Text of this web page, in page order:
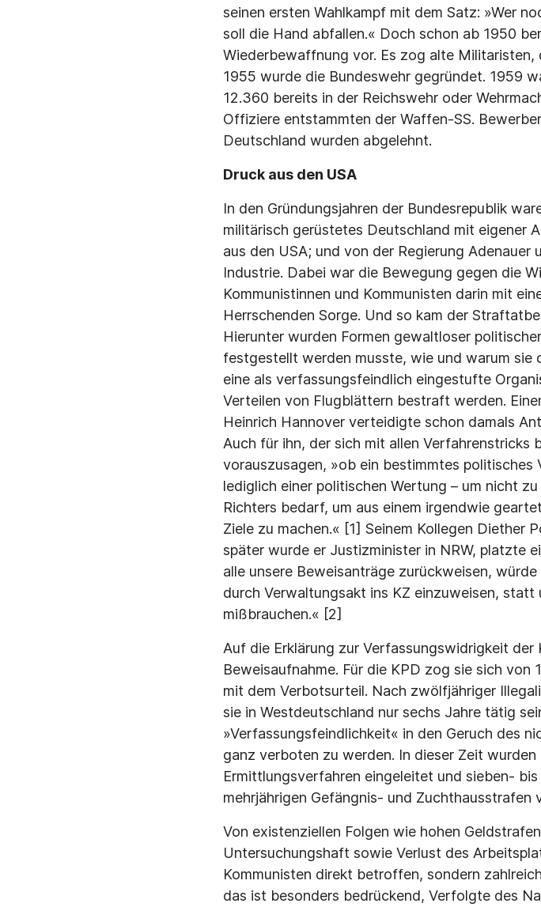
seinen ersten Wahlkampf mit dem Satz: »Wer
soll die Hand abfallen.« Doch schon ab 1950
Wiederbewaffnung vor. Es zog alte
1955 wurde die Bundeswehr gegründet. 1959
12.360 bereits in der Reichswehr oder
Offiziere entstammten der Waffen-SS.
Deutschland wurden abgelehnt.
Druck aus den USA
In den Gründungsjahren der Bundesrepublik
militärisch gerüstetes Deutschland mit eigener
aus den USA; und von der Regierung
Industrie. Dabei war die Bewegung gegen die
Kommunistinnen und Kommunisten darin mit
Herrschenden Sorge. Und so kam der
Hierunter wurden Formen gewaltloser
festgestellt werden musste, wie und warum
eine als verfassungsfeindlich eingestufte
Verteilen von Flugblättern bestraft werden.
Heinrich Hannover verteidigte schon damals
Auch für ihn, der sich mit allen Verfahrenstricks
vorauszusagen, »ob ein bestimmtes
lediglich einer politischen Wertung – um nicht
Richters bedarf, um aus einem irgendwie
Ziele zu machen.« [1] Seinem Kollegen Diether
später wurde er Justizminister in NRW, platzte
alle unsere Beweisanträge zurückweisen,
durch Verwaltungsakt ins KZ einzuweisen,
mißbrauchen.« [2]
Auf die Erklärung zur Verfassungswidrigkeit
Beweisaufnahme. Für die KPD zog sie sich
mit dem Verbotsurteil. Nach zwölfjähriger
sie in Westdeutschland nur sechs Jahre tätig
»Verfassungsfeindlichkeit« in den Geruch des
ganz verboten zu werden. In dieser Zeit
Ermittlungsverfahren eingeleitet und sieben-
mehrjährigen Gefängnis- und Zuchthausstrafen
Von existenziellen Folgen wie hohen
Untersuchungshaft sowie Verlust des
Kommunisten direkt betroffen, sondern
das ist besonders bedrückend, Verfolgte des